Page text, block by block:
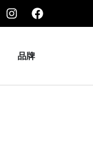
品牌